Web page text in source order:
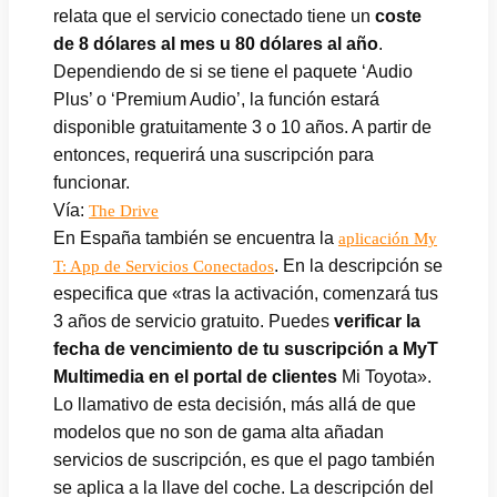
relata que el servicio conectado tiene un coste
de 8 dólares al mes u 80 dólares al año.
Dependiendo de si se tiene el paquete ‘Audio
Plus’ o ‘Premium Audio’, la función estará
disponible gratuitamente 3 o 10 años. A partir de
entonces, requerirá una suscripción para
funcionar.
Vía: The Drive
En España también se encuentra la aplicación My
T: App de Servicios Conectados. En la descripción se
especifica que «tras la activación, comenzará tus
3 años de servicio gratuito. Puedes verificar la
fecha de vencimiento de tu suscripción a MyT
Multimedia en el portal de clientes Mi Toyota».
Lo llamativo de esta decisión, más allá de que
modelos que no son de gama alta añadan
servicios de suscripción, es que el pago también
se aplica a la llave del coche. La descripción del